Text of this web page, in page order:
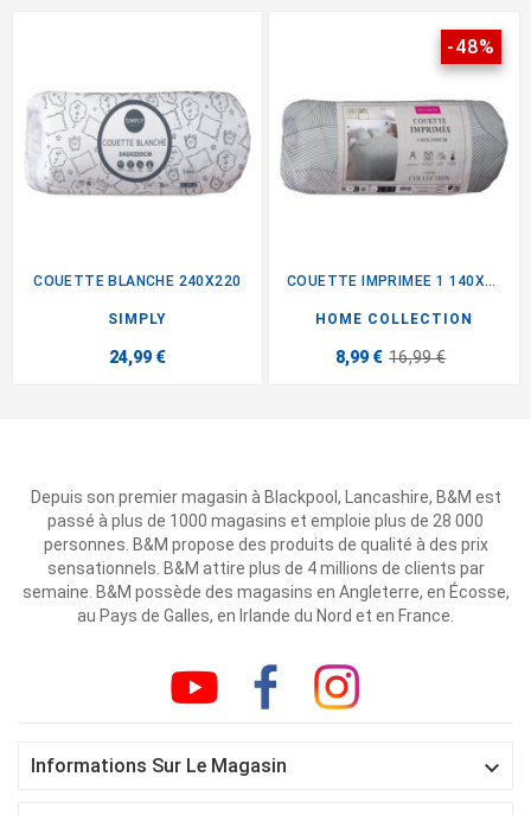
COUETTE BLANCHE 240X220
SIMPLY
24,99 €
-48%
COUETTE IMPRIMEE 1 140X200
HOME COLLECTION
8,99 € 16,99 €
Depuis son premier magasin à Blackpool, Lancashire, B&M est
passé à plus de 1000 magasins et emploie plus de 28 000
personnes. B&M propose des produits de qualité à des prix
sensationnels. B&M attire plus de 4 millions de clients par
semaine. B&M possède des magasins en Angleterre, en Écosse,
au Pays de Galles, en Irlande du Nord et en France.
Informations Sur Le Magasin 